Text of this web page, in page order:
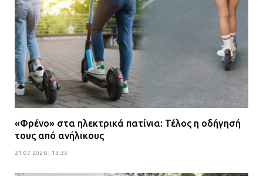
«Φρένο» στα ηλεκτρικά πατίνια: Τέλος η οδήγησή
τους από ανήλικους
21.07.2026 | 13:35